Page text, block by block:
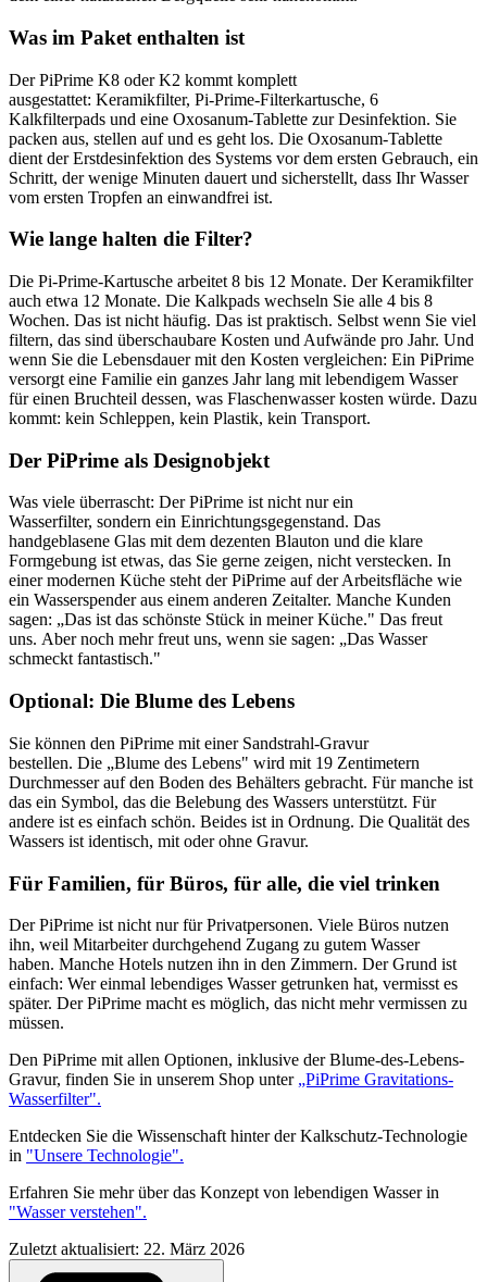
Was im Paket enthalten ist
Der PiPrime K8 oder K2 kommt komplett
ausgestattet: Keramikfilter, Pi-Prime-Filterkartusche, 6
Kalkfilterpads und eine Oxosanum-Tablette zur Desinfektion. Sie
packen aus, stellen auf und es geht los. Die Oxosanum-Tablette
dient der Erstdesinfektion des Systems vor dem ersten Gebrauch, ein
Schritt, der wenige Minuten dauert und sicherstellt, dass Ihr Wasser
vom ersten Tropfen an einwandfrei ist.
Wie lange halten die Filter?
Die Pi-Prime-Kartusche arbeitet 8 bis 12 Monate. Der Keramikfilter
auch etwa 12 Monate. Die Kalkpads wechseln Sie alle 4 bis 8
Wochen. Das ist nicht häufig. Das ist praktisch. Selbst wenn Sie viel
filtern, das sind überschaubare Kosten und Aufwände pro Jahr. Und
wenn Sie die Lebensdauer mit den Kosten vergleichen: Ein PiPrime
versorgt eine Familie ein ganzes Jahr lang mit lebendigem Wasser
für einen Bruchteil dessen, was Flaschenwasser kosten würde. Dazu
kommt: kein Schleppen, kein Plastik, kein Transport.
Der PiPrime als Designobjekt
Was viele überrascht: Der PiPrime ist nicht nur ein
Wasserfilter, sondern ein Einrichtungsgegenstand. Das
handgeblasene Glas mit dem dezenten Blauton und die klare
Formgebung ist etwas, das Sie gerne zeigen, nicht verstecken. In
einer modernen Küche steht der PiPrime auf der Arbeitsfläche wie
ein Wasserspender aus einem anderen Zeitalter. Manche Kunden
sagen: „Das ist das schönste Stück in meiner Küche." Das freut
uns. Aber noch mehr freut uns, wenn sie sagen: „Das Wasser
schmeckt fantastisch."
Optional: Die Blume des Lebens
Sie können den PiPrime mit einer Sandstrahl-Gravur
bestellen. Die „Blume des Lebens" wird mit 19 Zentimetern
Durchmesser auf den Boden des Behälters gebracht. Für manche ist
das ein Symbol, das die Belebung des Wassers unterstützt. Für
andere ist es einfach schön. Beides ist in Ordnung. Die Qualität des
Wassers ist identisch, mit oder ohne Gravur.
Für Familien, für Büros, für alle, die viel trinken
Der PiPrime ist nicht nur für Privatpersonen. Viele Büros nutzen
ihn, weil Mitarbeiter durchgehend Zugang zu gutem Wasser
haben. Manche Hotels nutzen ihn in den Zimmern. Der Grund ist
einfach: Wer einmal lebendiges Wasser getrunken hat, vermisst es
später. Der PiPrime macht es möglich, das nicht mehr vermissen zu
müssen.
Den PiPrime mit allen Optionen, inklusive der Blume-des-Lebens-
Gravur, finden Sie in unserem Shop unter „PiPrime Gravitations-
Wasserfilter".
Entdecken Sie die Wissenschaft hinter der Kalkschutz-Technologie
in "Unsere Technologie".
Erfahren Sie mehr über das Konzept von lebendigen Wasser in
"Wasser verstehen".
Zuletzt aktualisiert: 22. März 2026